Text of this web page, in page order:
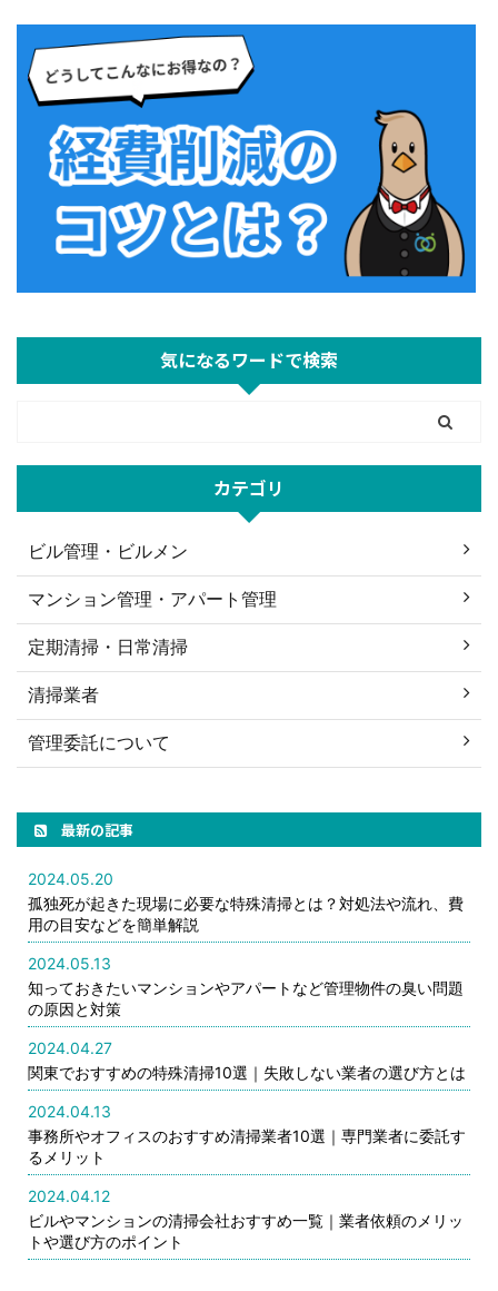
気になるワードで検索
カテゴリ
ビル管理・ビルメン
マンション管理・アパート管理
定期清掃・日常清掃
清掃業者
管理委託について
最新の記事
2024.05.20
孤独死が起きた現場に必要な特殊清掃とは？対処法や流れ、費
用の目安などを簡単解説
2024.05.13
知っておきたいマンションやアパートなど管理物件の臭い問題
の原因と対策
2024.04.27
関東でおすすめの特殊清掃10選｜失敗しない業者の選び方とは
2024.04.13
事務所やオフィスのおすすめ清掃業者10選｜専門業者に委託す
るメリット
2024.04.12
ビルやマンションの清掃会社おすすめ一覧｜業者依頼のメリッ
トや選び方のポイント